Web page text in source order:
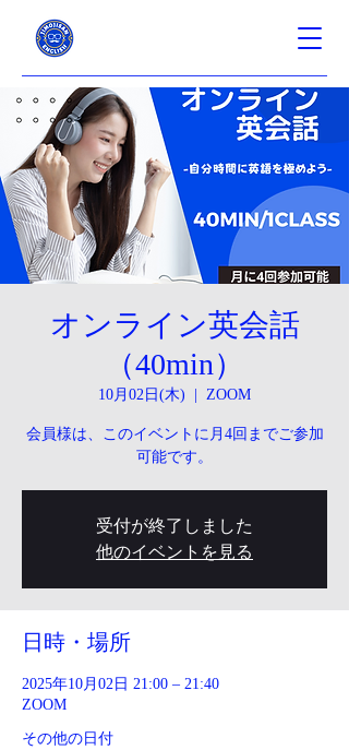
オンライン英会話
（40min）
10月02日(木) ZOOM
会員様は、このイベントに月4回までご参加
可能です。
受付が終了しました
他のイベントを見る
日時・場所
2025年10月02日 21:00 – 21:40
ZOOM
その他の日付